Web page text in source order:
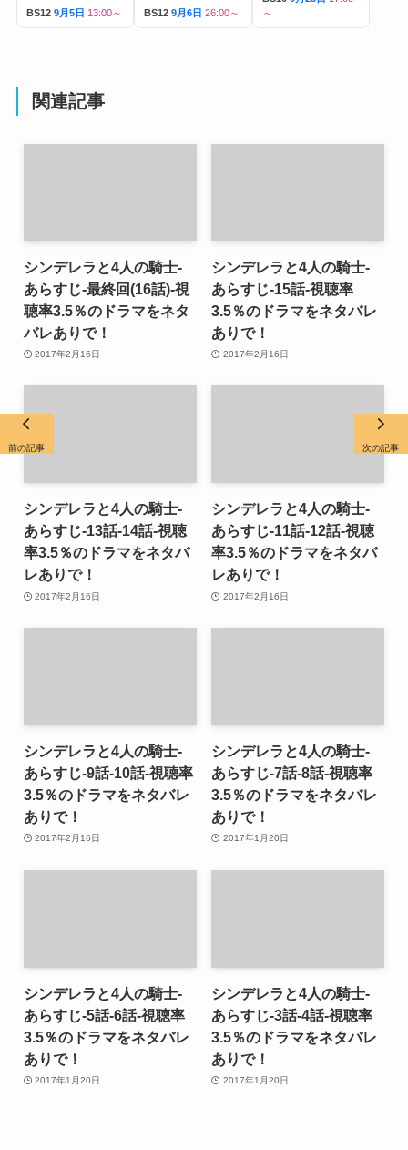
BS12 9月5日 13:00～ BS12 9月6日 26:00～
～
関連記事
シンデレラと4人の騎士-
あらすじ-最終回(16話)-視
聴率3.5％のドラマをネタ
バレありで！
2017年2月16日
シンデレラと4人の騎士-
あらすじ-15話-視聴率
3.5％のドラマをネタバレ
ありで！
2017年2月16日
シンデレラと4人の騎士-
あらすじ-13話-14話-視聴
率3.5％のドラマをネタバ
レありで！
2017年2月16日
シンデレラと4人の騎士-
あらすじ-11話-12話-視聴
率3.5％のドラマをネタバ
レありで！
2017年2月16日
シンデレラと4人の騎士-
あらすじ-9話-10話-視聴率
3.5％のドラマをネタバレ
ありで！
2017年2月16日
シンデレラと4人の騎士-
あらすじ-7話-8話-視聴率
3.5％のドラマをネタバレ
ありで！
2017年1月20日
シンデレラと4人の騎士-
あらすじ-5話-6話-視聴率
3.5％のドラマをネタバレ
ありで！
2017年1月20日
シンデレラと4人の騎士-
あらすじ-3話-4話-視聴率
3.5％のドラマをネタバレ
ありで！
2017年1月20日
前の記事 次の記事